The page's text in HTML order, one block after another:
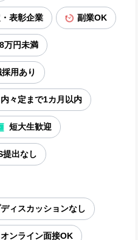
表彰企業 副業OK
万円未満
用あり
内々定まで1カ月以内
短大生歓迎
提出なし
ィスカッションなし
オンライン面接OK